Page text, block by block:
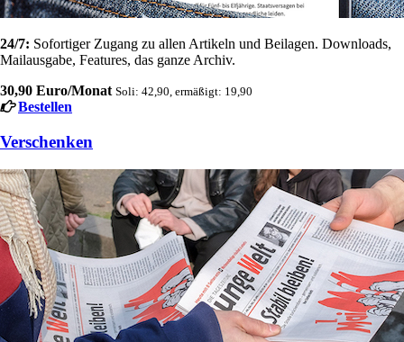
24/7: Sofortiger Zugang zu allen Artikeln und Beilagen. Downloads,
Mailausgabe, Features, das ganze Archiv.
30,90 Euro/Monat Soli: 42,90, ermäßigt: 19,90
Bestellen
Verschenken